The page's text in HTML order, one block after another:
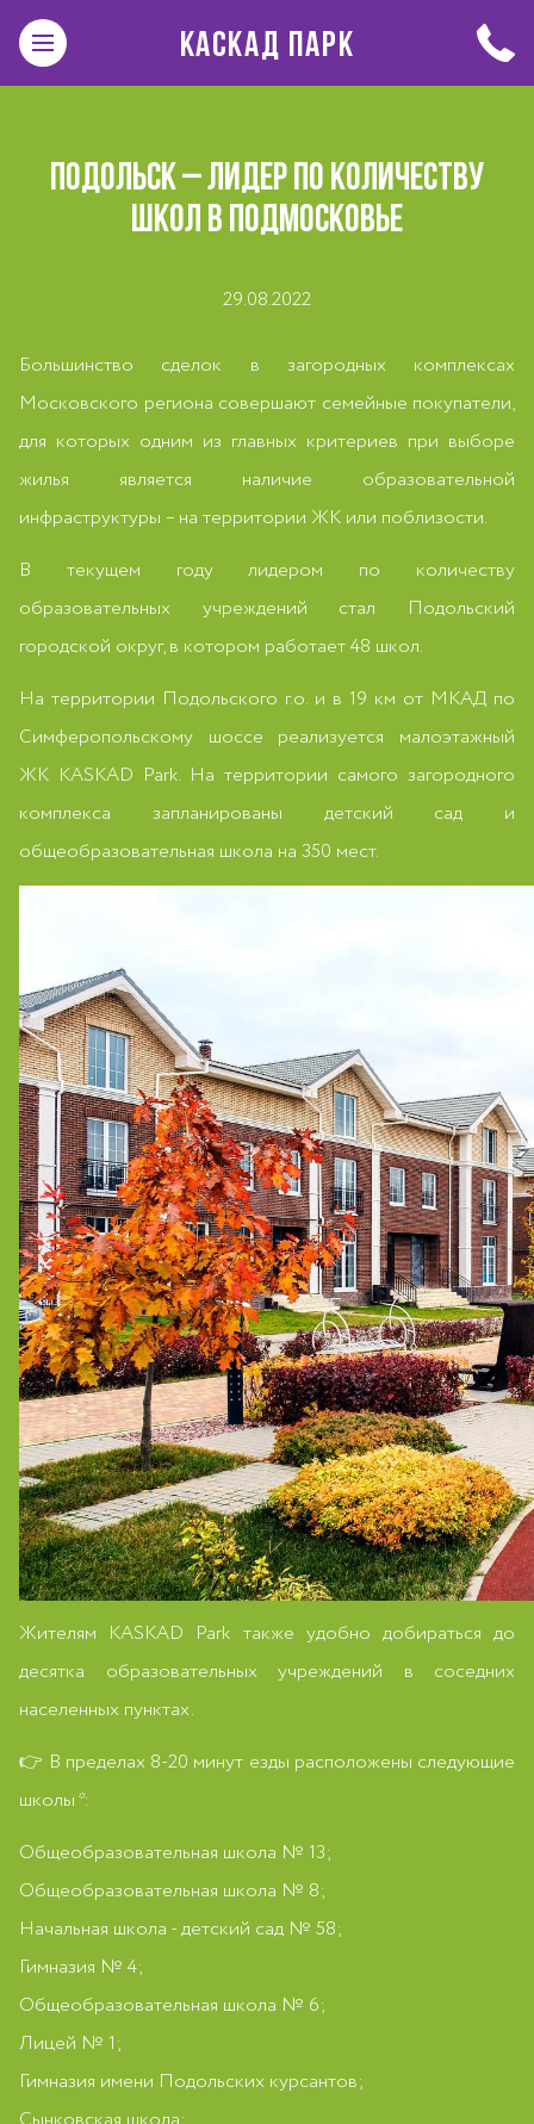
КАСКАД ПАРК
ПОДОЛЬСК – ЛИДЕР ПО КОЛИЧЕСТВУ
ШКОЛ В ПОДМОСКОВЬЕ
29.08.2022
Большинство сделок в загородных комплексах
Московского региона совершают семейные покупатели,
для которых одним из главных критериев при выборе
жилья является наличие образовательной
инфраструктуры – на территории ЖК или поблизости.
В текущем году лидером по количеству
образовательных учреждений стал Подольский
городской округ, в котором работает 48 школ.
На территории Подольского г.о. и в 19 км от МКАД по
Симферопольскому шоссе реализуется малоэтажный
ЖК KASKAD Park. На территории самого загородного
комплекса запланированы детский сад и
общеобразовательная школа на 350 мест.
Жителям KASKAD Park также удобно добираться до
десятка образовательных учреждений в соседних
населенных пунктах.
👉 В пределах 8-20 минут езды расположены следующие
школы*:
Общеобразовательная школа № 13;
Общеобразовательная школа № 8;
Начальная школа - детский сад № 58;
Гимназия № 4;
Общеобразовательная школа № 6;
Лицей № 1;
Гимназия имени Подольских курсантов;